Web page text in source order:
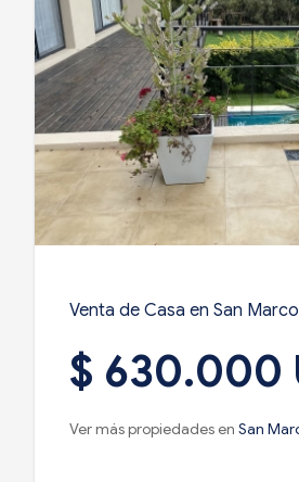
Venta de Casa en San Marco
$ 630.000
Ver más propiedades en San